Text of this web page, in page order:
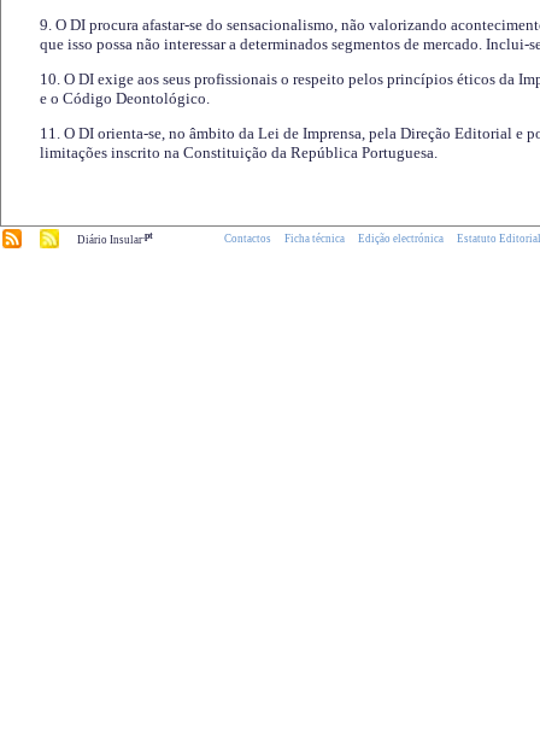
9. O DI procura afastar-se do sensacionalismo, não valorizando
que isso possa não interessar a determinados segmentos de mercado.
10. O DI exige aos seus profissionais o respeito pelos princípios éticos da
e o Código Deontológico.
11. O DI orienta-se, no âmbito da Lei de Imprensa, pela Direção Editorial e
limitações inscrito na Constituição da República Portuguesa.
Diário Insular.pt Contactos Ficha técnica Edição electrónica Estatuto Editorial